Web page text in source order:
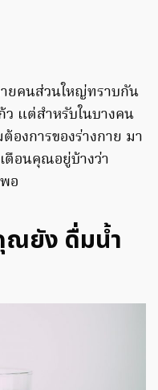
ยคนส่วนใหญ่ทราบกัน
แต่สำหรับในบางคน
องการของร่างกาย มา
อนคุณอยู่บ้างว่า
อ
ยัง ดื่มน้ำ